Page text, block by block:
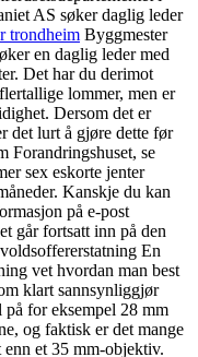
AS søker daglig leder
trondheim Byggmester
en daglig leder med
Det har du derimot
lommer, men er
Dersom det er
det lurt å gjøre dette før
Forandringshuset, se
sex eskorte jenter
Kanskje du kan
på e-post
går fortsatt inn på den
En
vet hvordan man best
klart sannsynliggjør
for eksempel 28 mm
og faktisk er det mange
enn et 35 mm-objektiv.